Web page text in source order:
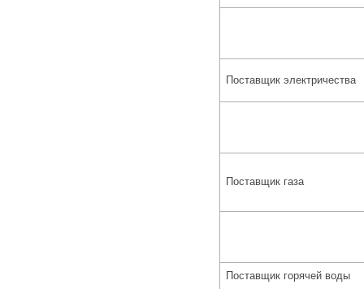
Поставщик электричества
Поставщик газа
Поставщик горячей воды